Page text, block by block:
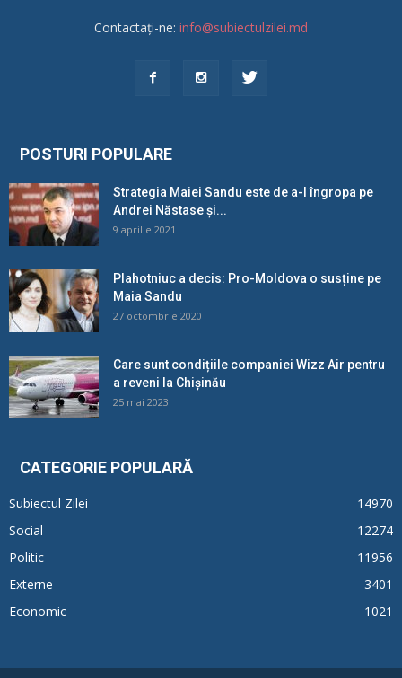
Contactați-ne: info@subiectulzilei.md
POSTURI POPULARE
Strategia Maiei Sandu este de a-l îngropa pe
Andrei Năstase și...
9 aprilie 2021
Plahotniuc a decis: Pro-Moldova o susține pe
Maia Sandu
27 octombrie 2020
Care sunt condițiile companiei Wizz Air pentru
a reveni la Chișinău
25 mai 2023
CATEGORIE POPULARĂ
Subiectul Zilei
14970
Social
12274
Politic
11956
Externe
3401
Economic
1021